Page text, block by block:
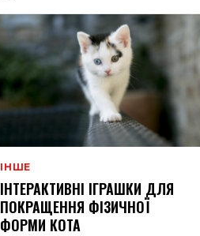
ІНШЕ
ІНТЕРАКТИВНІ ІГРАШКИ ДЛЯ
ПОКРАЩЕННЯ ФІЗИЧНОЇ
ФОРМИ КОТА